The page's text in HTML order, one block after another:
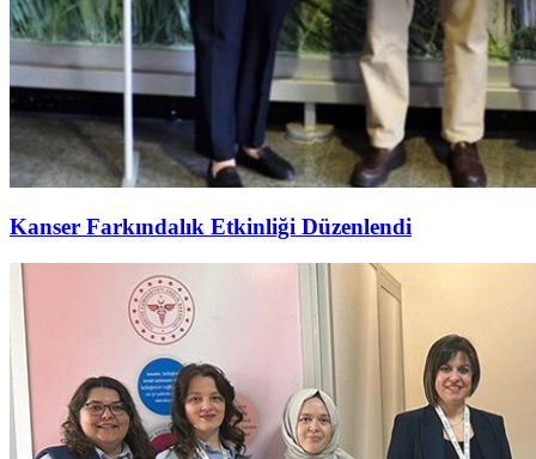
Kanser Farkındalık Etkinliği Düzenlendi